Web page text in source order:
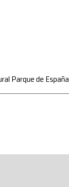
Parque de España